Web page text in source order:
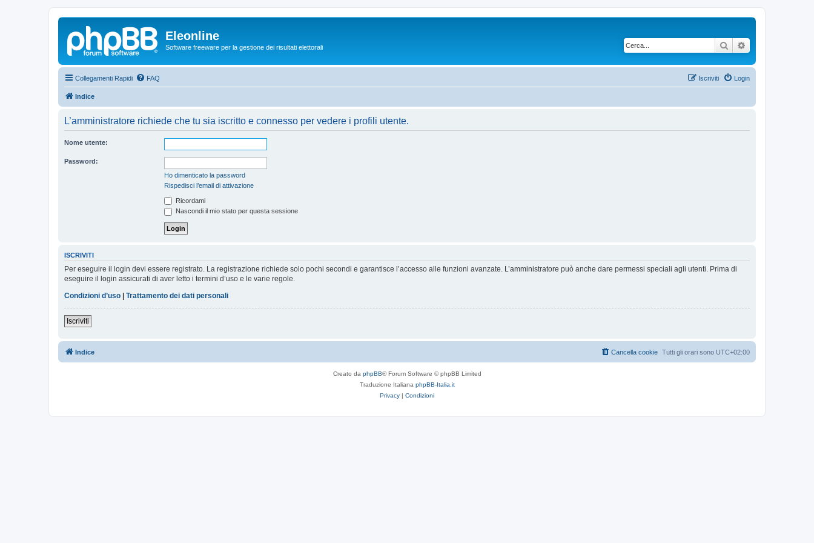
Eleonline
Software freeware per la gestione dei risultati elettorali Cerca
Collegamenti Rapidi FAQ Login
Iscriviti
Indice
L’amministratore richiede che tu sia iscritto e connesso per vedere i profili utente.
Nome utente:
Password:
Ho dimenticato la password
Rispedisci l’email di attivazione
Ricordami
Nascondi il mio stato per questa sessione
ISCRIVITI
Per eseguire il login devi essere registrato. La registrazione richiede solo pochi secondi e garantisce l’accesso alle funzioni avanzate. L’amministratore può anche dare permessi speciali agli utenti. Prima di
eseguire il login assicurati di aver letto i termini d’uso e le varie regole.
Condizioni d’uso
Trattamento dei dati personali
Iscriviti
Indice Tutti gli orari sono UTC+02:00
Cancella cookie
Creato da phpBB® Forum Software © phpBB Limited
Traduzione Italiana phpBB-Italia.it
Privacy | Condizioni